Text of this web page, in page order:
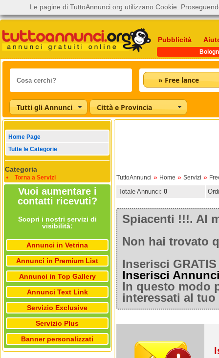
Pubblicità
» Free lance
Tutti gli Annunci Città e Provincia
Home Page
Tutte le Categorie
Categoria
Torna a Servizi
Vuoi aumentare i
contatti ricevuti?
Scopri i nostri servizi di
visibilità:
Annunci in Vetrina
Annunci in Premium List
Annunci in Top Gallery
Annunci Text Link
Servizio Exclusive
Servizio Plus
Banner personalizzati
TuttoAnnunci » Home » Servizi »
Totale Annunci: 0
Spiacenti !!!. Al
Non hai trovato
Inserisci
Inserisci
In questo modo
interessati al
Le pagine di TuttoAnnunci.org utilizzano Cookie.